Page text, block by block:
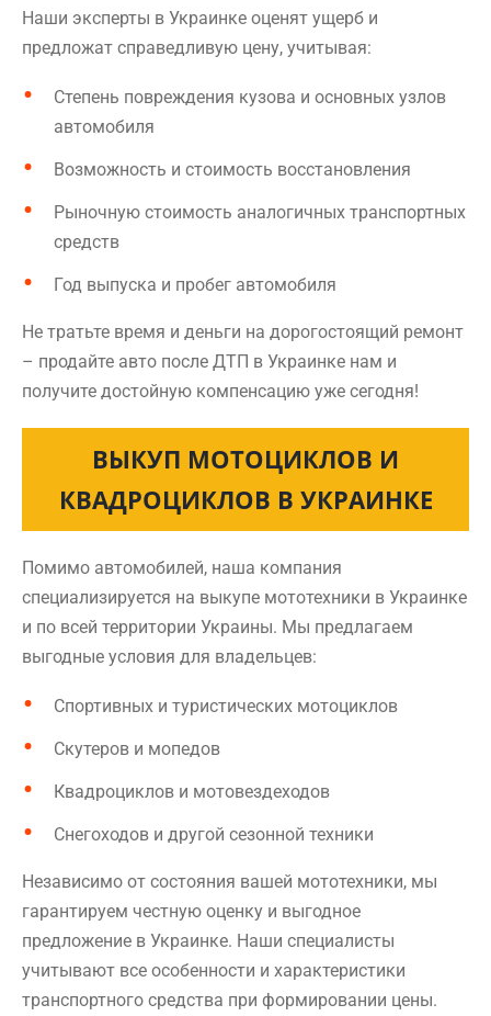
Наши эксперты в Украинке оценят ущерб и
предложат справедливую цену, учитывая:
Степень повреждения кузова и основных узлов
автомобиля
Возможность и стоимость восстановления
Рыночную стоимость аналогичных транспортных
средств
Год выпуска и пробег автомобиля
Не тратьте время и деньги на дорогостоящий ремонт
– продайте авто после ДТП в Украинке нам и
получите достойную компенсацию уже сегодня!
ВЫКУП МОТОЦИКЛОВ И
КВАДРОЦИКЛОВ В УКРАИНКЕ
Помимо автомобилей, наша компания
специализируется на выкупе мототехники в Украинке
и по всей территории Украины. Мы предлагаем
выгодные условия для владельцев:
Спортивных и туристических мотоциклов
Скутеров и мопедов
Квадроциклов и мотовездеходов
Снегоходов и другой сезонной техники
Независимо от состояния вашей мототехники, мы
гарантируем честную оценку и выгодное
предложение в Украинке. Наши специалисты
учитывают все особенности и характеристики
транспортного средства при формировании цены.